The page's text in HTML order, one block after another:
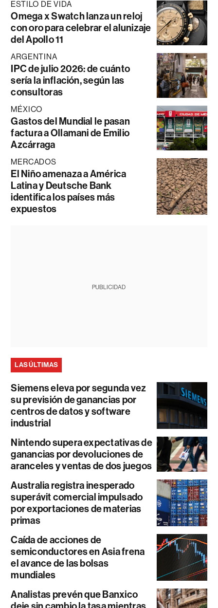
ESTILO DE VIDA
Omega x Swatch lanza un reloj
con oro para celebrar el alunizaje
del Apollo 11
ARGENTINA
IPC de julio 2026: de cuánto
sería la inflación, según las
consultoras
MÉXICO
Gastos del Mundial le pasan
factura a Ollamani de Emilio
Azcárraga
MERCADOS
El Niño amenaza a América
Latina y Deutsche Bank
identifica los países más
expuestos
PUBLICIDAD
LAS ÚLTIMAS
Siemens eleva por segunda vez
su previsión de ganancias por
centros de datos y software
industrial
Nintendo supera expectativas de
ganancias por devoluciones de
aranceles y ventas de dos juegos
Australia registra inesperado
superávit comercial impulsado
por exportaciones de materias
primas
Caída de acciones de
semiconductores en Asia frena
el avance de las bolsas
mundiales
Analistas prevén que Banxico